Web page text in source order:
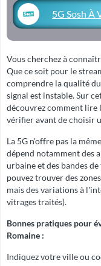
5G Sosh À
Vous cherchez à
Que ce soit pour le
comprendre la qualité
signal est instable. Sur
découvrez comment lire
vérifier avant de choisir
La 5G n'offre pas la
dépend notamment des
urbaine et des bandes
pouvez trouver des
mais des variations à
vitrages traités).
Bonnes pratiques pour
Romaine :
Indiquez votre ville ou